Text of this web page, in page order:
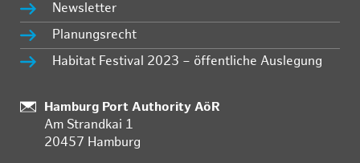
Newsletter
Planungsrecht
Habitat Festival 2023 – öffentliche Auslegung
:
Hamburg Port Authority AöR
Am Strandkai 1
20457 Hamburg